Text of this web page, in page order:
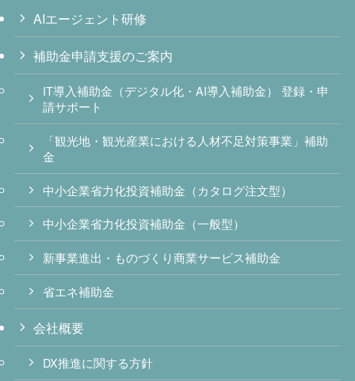
AIエージェント研修
補助金申請支援のご案内
IT導入補助金（デジタル化・AI導入補助金） 登録・申
請サポート
「観光地・観光産業における人材不足対策事業」補助
金
中小企業省力化投資補助金（カタログ注文型）
中小企業省力化投資補助金（一般型）
新事業進出・ものづくり商業サービス補助金
省エネ補助金
会社概要
DX推進に関する方針